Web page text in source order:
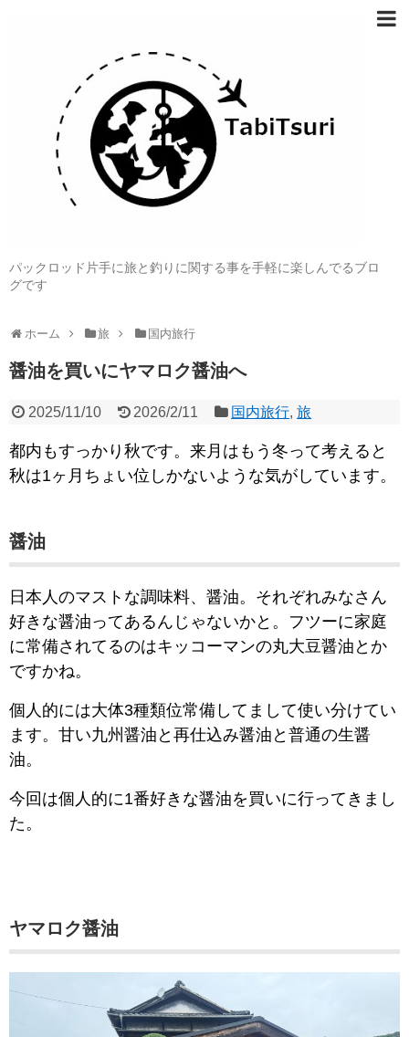
パックロッド片手に旅と釣りに関する事を手軽に楽しんでるブロ
グです
ホーム 旅 国内旅行
醤油を買いにヤマロク醤油へ
2025/11/10 2026/2/11 国内旅行,旅
都内もすっかり秋です。来月はもう冬って考えると
秋は1ヶ月ちょい位しかないような気がしています。
醤油
日本人のマストな調味料、醤油。それぞれみなさん
好きな醤油ってあるんじゃないかと。フツーに家庭
に常備されてるのはキッコーマンの丸大豆醤油とか
ですかね。
個人的には大体3種類位常備してまして使い分けてい
ます。甘い九州醤油と再仕込み醤油と普通の生醤
油。
今回は個人的に1番好きな醤油を買いに行ってきまし
た。
ヤマロク醤油